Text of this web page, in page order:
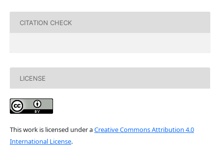
CITATION CHECK
LICENSE
This work is licensed under aCreative Commons Attribution 4.0
International License.